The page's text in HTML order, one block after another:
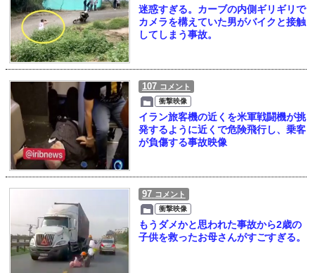
迷惑すぎる。カーブの内側ギリギリで
カメラを構えていた男がバイクと接触
してしまう事故。
107 コメント
衝撃映像
イラン旅客機の近くを米軍戦闘機が挑
発するように近くで危険飛行し、乗客
が負傷する事故映像
97 コメント
衝撃映像
もうダメかと思われた事故から2歳の
子供を救ったお母さんがすごすぎる。